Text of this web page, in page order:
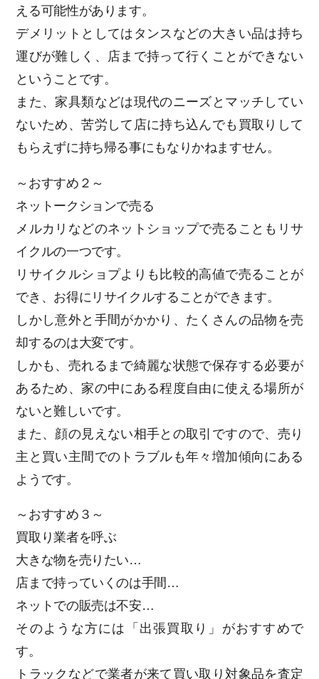
える可能性があります。
デメリットとしてはタンスなどの大きい品は持ち
運びが難しく、店まで持って行くことができない
ということです。
また、家具類などは現代のニーズとマッチしてい
ないため、苦労して店に持ち込んでも買取りして
もらえずに持ち帰る事にもなりかねますせん。
～おすすめ２～
ネットークションで売る
メルカリなどのネットショップで売ることもリサ
イクルの一つです。
リサイクルショプよりも比較的高値で売ることが
でき、お得にリサイクルすることができます。
しかし意外と手間がかかり、たくさんの品物を売
却するのは大変です。
しかも、売れるまで綺麗な状態で保存する必要が
あるため、家の中にある程度自由に使える場所が
ないと難しいです。
また、顔の見えない相手との取引ですので、売り
主と買い主間でのトラブルも年々増加傾向にある
ようです。
～おすすめ３～
買取り業者を呼ぶ
大きな物を売りたい…
店まで持っていくのは手間…
ネットでの販売は不安…
そのような方には「出張買取り」がおすすめで
す。
トラックなどで業者が来て買い取り対象品を査定